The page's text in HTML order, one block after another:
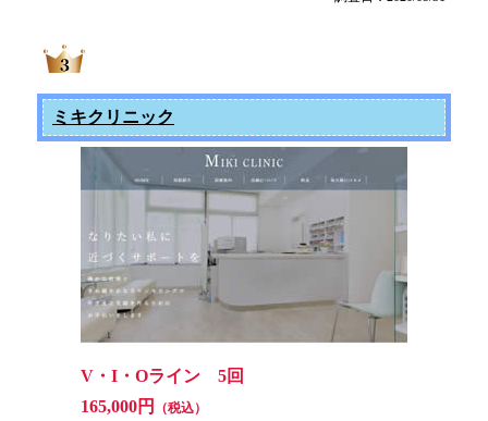
ミキクリニック
V・I・Oライン 5回
165,000円
（税込）